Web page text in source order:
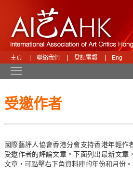
主頁 聯絡我們 登記電郵 Eng
受邀作者
國際藝評人協會香港分會支持香港年輕作
受邀作者的評論文章。下面列出最新文章
文章，可點擊右下角資料庫的年份和月份。